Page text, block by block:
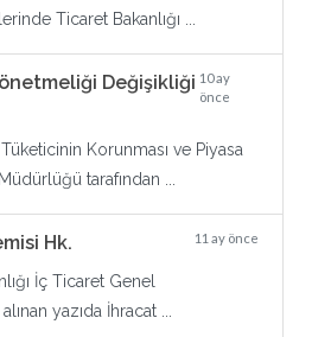
Ticaret Bakanlığı ...
Değişikliği 10 ay
önce
Korunması ve Piyasa
tarafından ...
Hk. 11 ay önce
İç Ticaret Genel
yazıda İhracat ...